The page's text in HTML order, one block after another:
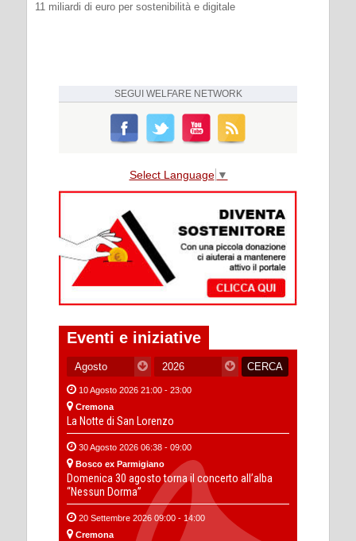
11 miliardi di euro per sostenibilità e digitale
SEGUI WELFARE NETWORK
Select Language ▼
Eventi e iniziative
10 Agosto 2026 21:00 - 23:00
Cremona
La Notte di San Lorenzo
30 Agosto 2026 06:38 - 09:00
Bosco ex Parmigiano
Domenica 30 agosto torna il concerto all’alba
“Nessun Dorma”
20 Settembre 2026 09:00 - 14:00
Cremona